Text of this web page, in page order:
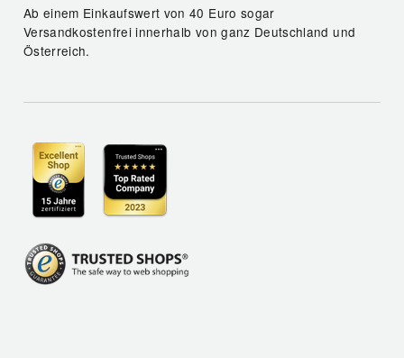
Ab einem Einkaufswert von 40 Euro sogar
Versandkostenfrei innerhalb von ganz Deutschland und
Österreich.